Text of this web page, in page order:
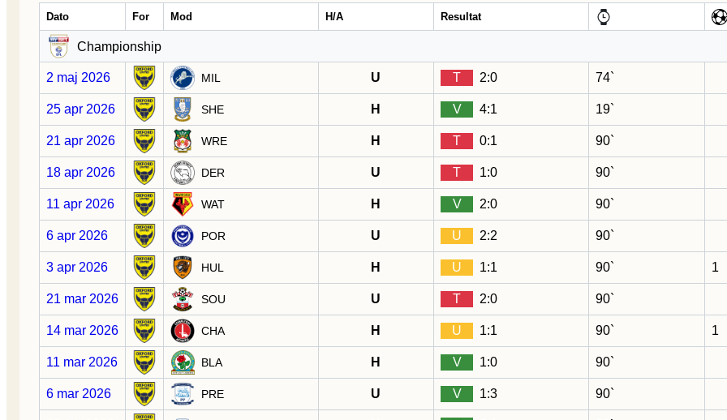
Dato For Mod H/A Resultat
Championship
2 maj 2026 MIL U T 2:0 74`
25 apr 2026 SHE H V 4:1 19`
21 apr 2026 WRE H T 0:1 90`
18 apr 2026 DER U T 1:0 90`
11 apr 2026 WAT H V 2:0 90`
6 apr 2026 POR U U 2:2 90`
3 apr 2026 HUL H U 1:1 90` 1
21 mar 2026 SOU U T 2:0 90`
14 mar 2026 CHA H U 1:1 90` 1
11 mar 2026 BLA H V 1:0 90`
6 mar 2026 PRE U V 1:3 90`